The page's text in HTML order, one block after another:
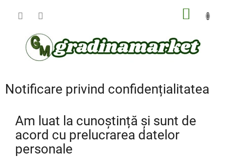
COŞ
Notificare privind confidențialitatea
Am luat la cunoștință și sunt de
acord cu prelucrarea datelor
personale